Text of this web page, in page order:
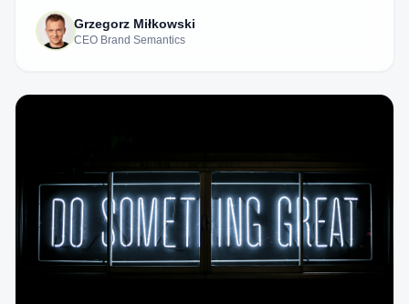
Grzegorz Miłkowski
CEO Brand Semantics